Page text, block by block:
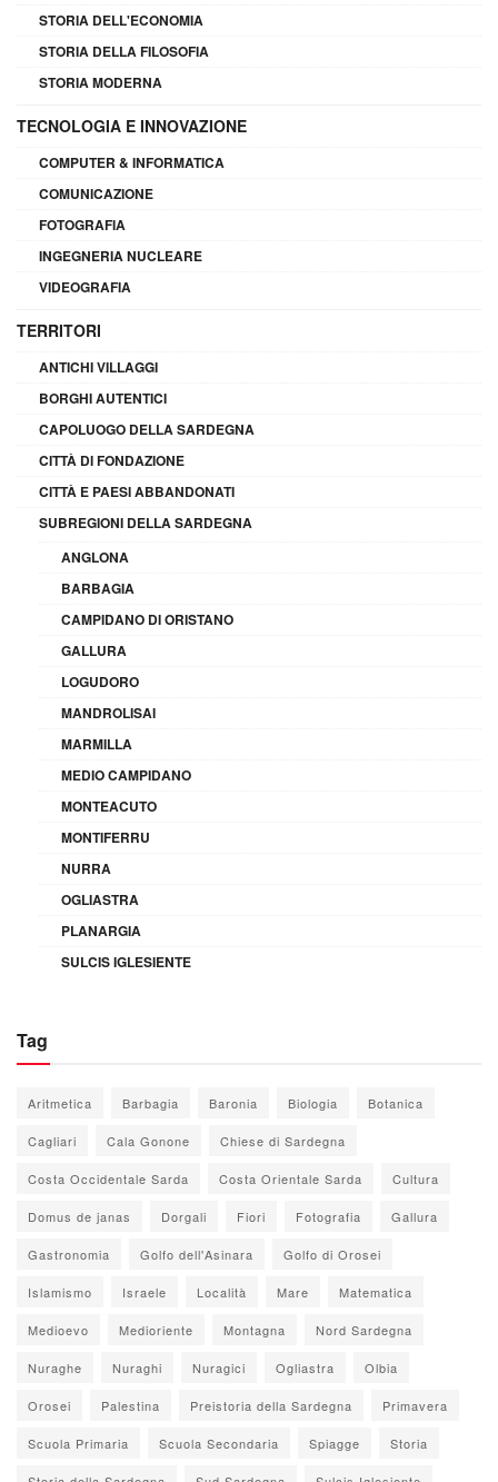
STORIA DELL'ECONOMIA
STORIA DELLA FILOSOFIA
STORIA MODERNA
TECNOLOGIA E INNOVAZIONE
COMPUTER & INFORMATICA
COMUNICAZIONE
FOTOGRAFIA
INGEGNERIA NUCLEARE
VIDEOGRAFIA
TERRITORI
ANTICHI VILLAGGI
BORGHI AUTENTICI
CAPOLUOGO DELLA SARDEGNA
CITTÀ DI FONDAZIONE
CITTÀ E PAESI ABBANDONATI
SUBREGIONI DELLA SARDEGNA
ANGLONA
BARBAGIA
CAMPIDANO DI ORISTANO
GALLURA
LOGUDORO
MANDROLISAI
MARMILLA
MEDIO CAMPIDANO
MONTEACUTO
MONTIFERRU
NURRA
OGLIASTRA
PLANARGIA
SULCIS IGLESIENTE
Tag
Aritmetica Barbagia Baronia Biologia Botanica
Cagliari Cala Gonone Chiese di Sardegna
Costa Occidentale Sarda Costa Orientale Sarda Cultura
Domus de janas Dorgali Fiori Fotografia Gallura
Gastronomia Golfo dell'Asinara Golfo di Orosei
Islamismo Israele Località Mare Matematica
Medioevo Medioriente Montagna Nord Sardegna
Nuraghe Nuraghi Nuragici Ogliastra Olbia
Orosei Palestina Preistoria della Sardegna Primavera
Scuola Primaria Scuola Secondaria Spiagge Storia